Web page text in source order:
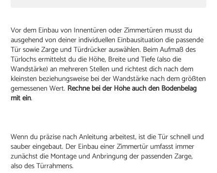
Vor dem Einbau von Innentüren oder Zimmertüren musst du
ausgehend von deiner individuellen Einbausituation die passende
Tür sowie Zarge und Türdrücker auswählen. Beim Aufmaß des
Türlochs ermittelst du die Höhe, Breite und Tiefe (also die
Wandstärke) an mehreren Stellen und richtest dich nach dem
kleinsten beziehungsweise bei der Wandstärke nach dem größten
gemessenen Wert. Rechne bei der Höhe auch den Bodenbelag
mit ein.
Wenn du präzise nach Anleitung arbeitest, ist die Tür schnell und
sauber eingebaut. Der Einbau einer Zimmertür umfasst immer
zunächst die Montage und Anbringung der passenden Zarge,
also des Türrahmens.